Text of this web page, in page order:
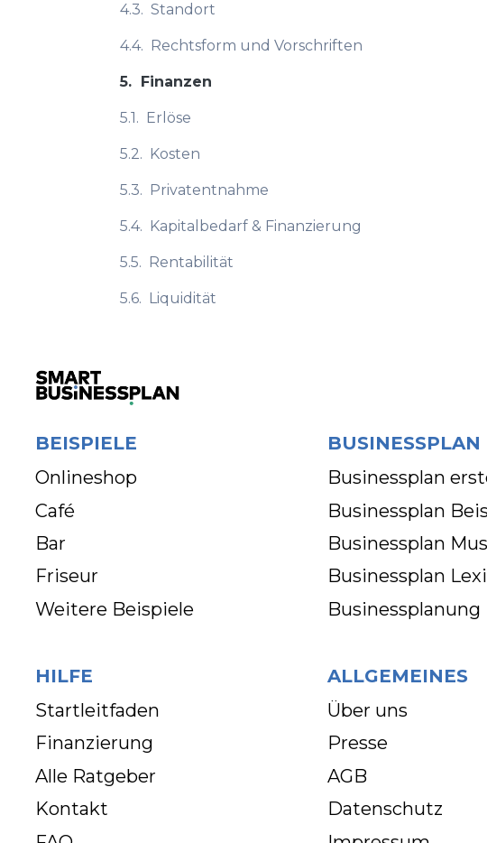
4.3. Standort
4.4. Rechtsform und Vorschriften
5. Finanzen
5.1. Erlöse
5.2. Kosten
5.3. Privatentnahme
5.4. Kapitalbedarf & Finanzierung
5.5. Rentabilität
5.6. Liquidität
BEISPIELE
Onlineshop
Café
Bar
Friseur
Weitere Beispiele
BUSINESSPLAN
Businessplan
Businessplan
Businessplan
Businessplan
Businessplanung
HILFE
Startleitfaden
Finanzierung
Alle Ratgeber
Kontakt
ALLGEMEINES
Über uns
Presse
AGB
Datenschutz